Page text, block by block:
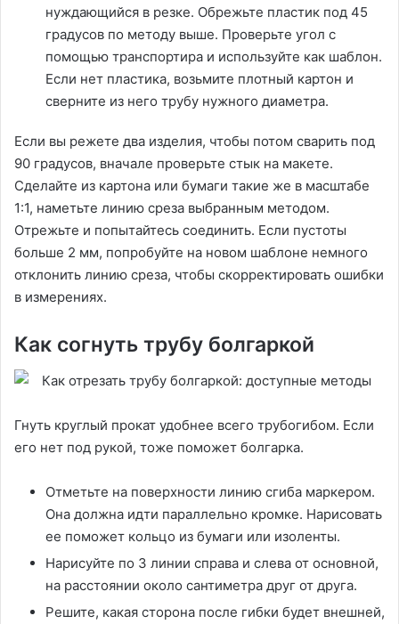
нуждающийся в резке. Обрежьте пластик под 45
градусов по методу выше. Проверьте угол с
помощью транспортира и используйте как шаблон.
Если нет пластика, возьмите плотный картон и
сверните из него трубу нужного диаметра.
Если вы режете два изделия, чтобы потом сварить под
90 градусов, вначале проверьте стык на макете.
Сделайте из картона или бумаги такие же в масштабе
1:1, наметьте линию среза выбранным методом.
Отрежьте и попытайтесь соединить. Если пустоты
больше 2 мм, попробуйте на новом шаблоне немного
отклонить линию среза, чтобы скорректировать ошибки
в измерениях.
Как согнуть трубу болгаркой
Гнуть круглый прокат удобнее всего трубогибом. Если
его нет под рукой, тоже поможет болгарка.
Отметьте на поверхности линию сгиба маркером.
Она должна идти параллельно кромке. Нарисовать
ее поможет кольцо из бумаги или изоленты.
Нарисуйте по 3 линии справа и слева от основной,
на расстоянии около сантиметра друг от друга.
Решите, какая сторона после гибки будет внешней,